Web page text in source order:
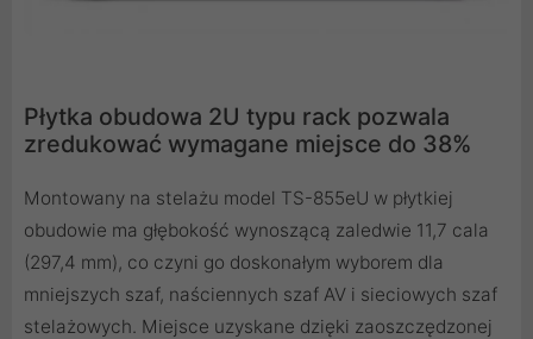
Płytka obudowa 2U typu rack pozwala
zredukować wymagane miejsce do 38%
Montowany na stelażu model TS-855eU w płytkiej
obudowie ma głębokość wynoszącą zaledwie 11,7 cala
(297,4 mm), co czyni go doskonałym wyborem dla
mniejszych szaf, naściennych szaf AV i sieciowych szaf
stelażowych. Miejsce uzyskane dzięki zaoszczędzonej